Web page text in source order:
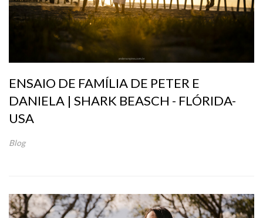
ENSAIO DE FAMÍLIA DE PETER E
DANIELA | SHARK BEASCH - FLÓRIDA-
USA
Blog